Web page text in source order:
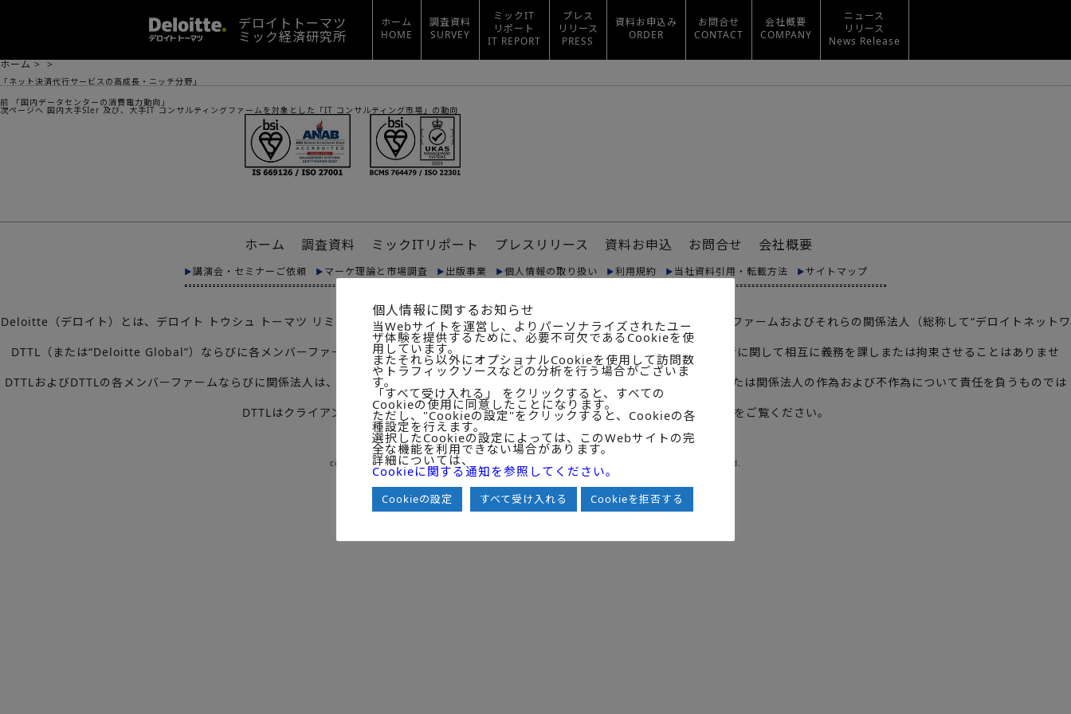
デロイトトーマツ
ミック経済研究所
ホーム
HOME
調査資料
SURVEY
ミックIT
リポート
IT REPORT
プレス
リリース
PRESS
資料お申込み
ORDER
お問合せ
CONTACT
会社概要
COMPANY
ニュース
リリース
News Release
ホーム>>
「ネット決済代行サービスの高成長・ニッチ分野」
投
稿
ナ
前 前
の
「国内データセンターの消費電力動向」
次ページへ 次
の
国内大手SIer 及び、大手IT コンサルティングファームを対象とした「IT コンサルティング市場」の動向
個人情報に関するお知らせ
当Webサイトを運営し、よりパーソナライズされたユー
ザ体験を提供するために、必要不可欠であるCookieを使
用しています。
またそれら以外にオプショナルCookieを使用して訪問数
やトラフィックソースなどの分析を行う場合がございま
す。
「すべて受け入れる」 をクリックすると、すべての
Cookieの使用に同意したことになります。
ただし、"Cookieの設定"をクリックすると、Cookieの各
種設定を行えます。
選択したCookieの設定によっては、このWebサイトの完
全な機能を利用できない場合があります。
詳細については、
Cookieに関する通知を参照してください。
Cookieの設定 すべて受け入れる Cookieを拒否する
ホーム 調査資料 ミックITリポート プレスリリース 資料お申込 お問合せ 会社概要
講演会・セミナーご依頼 マーケ理論と市場調査 出版事業 個人情報の取り扱い 利用規約 当社資料引用・転載方法 サイトマップ
© 2024. 詳細は 利用規定
Deloitte（デロイト）とは、デロイト トウシュ トーマツ リミテッド（“DTTL”）、そのグローバルネットワーク組織を構成するメンバーファームおよびそれらの関係法人（総称して“デロイトネットワ
ーク”）のひとつまたは複数を指します。
DTTL（または“Deloitte Global”）ならびに各メンバーファームおよび関係法人はそれぞれ法的に独立した別個の組織体であり、第三者に関して相互に義務を課しまたは拘束させることはありませ
ん。
DTTLおよびDTTLの各メンバーファームならびに関係法人は、自らの作為および不作為についてのみ責任を負い、互いに他のファームまたは関係法人の作為および不作為について責任を負うものでは
ありません。
DTTLはクライアントへのサービス提供を行いません。詳細はwww.deloitte.com/jp/about をご覧ください。
copyright (c)2026 Deloitte Tohmatsu MIC Research Institute Co., Ltd. All Rights Reserved.